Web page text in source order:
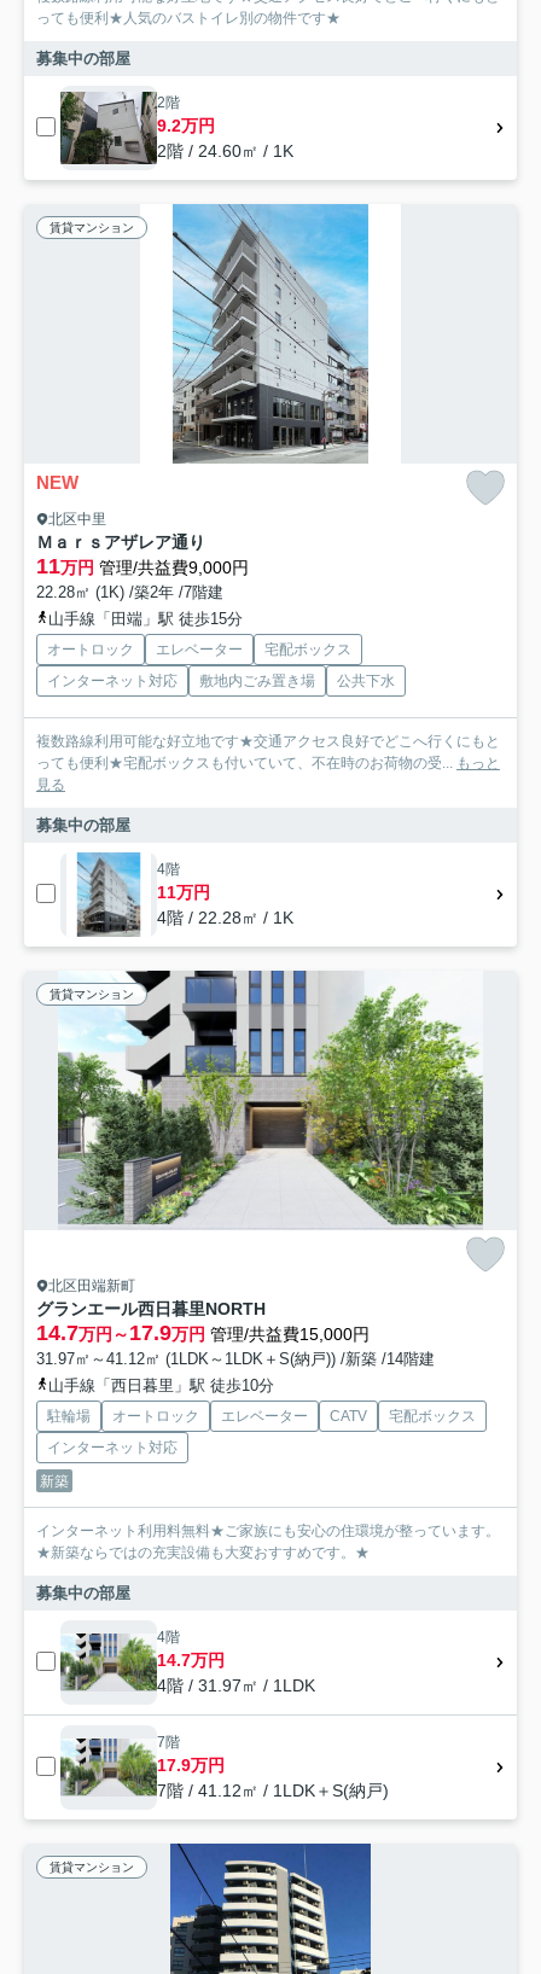
っても便利★人気のバストイレ別の物件です★
募集中の部屋
2階
9.2万円
2階 / 24.60㎡ / 1K
賃貸マンション
NEW
北区中里
Ｍａｒｓアザレア通り
11万円 管理/共益費9,000円
22.28㎡ (1K) /築2年 /7階建
山手線「田端」駅 徒歩15分
オートロック エレベーター
宅配ボックス
インターネット対応
敷地内ごみ置き場 公共下水
複数路線利用可能な好立地です★交通アクセス良好でどこへ行くにもと
っても便利★宅配ボックスも付いていて、不在時のお荷物の受... もっと
見る
募集中の部屋
4階
11万円
4階 / 22.28㎡ / 1K
賃貸マンション
北区田端新町
グランエール西日暮里NORTH
14.7万円～17.9万円 管理/共益費15,000円
31.97㎡～41.12㎡ (1LDK～1LDK＋S(納戸)) /新築 /14階建
山手線「西日暮里」駅 徒歩10分
駐輪場 オートロック エレベーター CATV
宅配ボックス
インターネット対応
新築
インターネット利用料無料★ご家族にも安心の住環境が整っています。
★新築ならではの充実設備も大変おすすめです。★
募集中の部屋
4階
14.7万円
4階 / 31.97㎡ / 1LDK
7階
17.9万円
7階 / 41.12㎡ / 1LDK＋S(納戸)
賃貸マンション